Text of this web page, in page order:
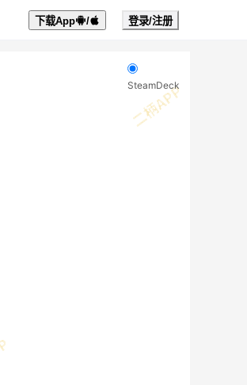
下载App / 登录/注册
SteamDeck